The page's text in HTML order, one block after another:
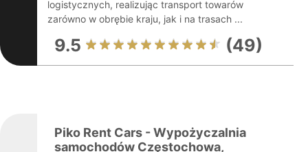
logistycznych, realizując transport towarów
zarówno w obrębie kraju, jak i na trasach ...
9.5 (49)
Piko Rent Cars - Wypożyczalnia
samochodów Częstochowa,